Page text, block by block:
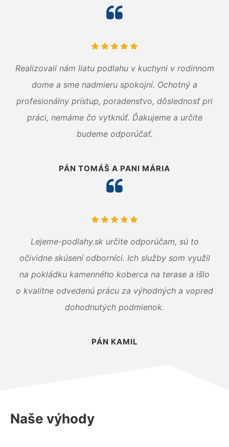
Realizovali nám liatu podlahu v kuchyni v rodinnom
dome a sme nadmieru spokojní. Ochotný a
profesionálny prístup, poradenstvo, dôslednosť pri
práci, nemáme čo vytknúť. Ďakujeme a určite
budeme odporúčať.
PÁN TOMÁŠ A PANI MÁRIA
Lejeme-podlahy.sk určite odporúčam, sú to
očividne skúsení odborníci. Ich služby som využil
na pokládku kamenného koberca na terase a išlo
o kvalitne odvedenú prácu za výhodných a vopred
dohodnutých podmienok.
PÁN KAMIL
Naše výhody